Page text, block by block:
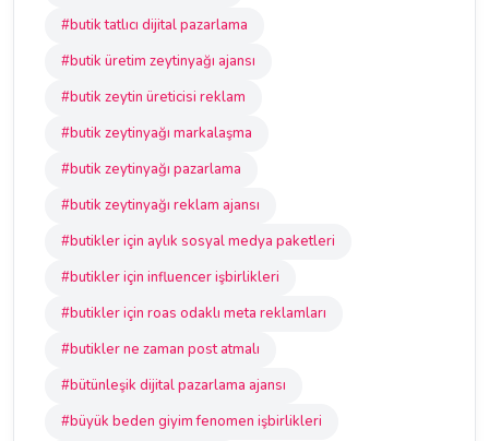
#butik tatlıcı dijital pazarlama
#butik üretim zeytinyağı ajansı
#butik zeytin üreticisi reklam
#butik zeytinyağı markalaşma
#butik zeytinyağı pazarlama
#butik zeytinyağı reklam ajansı
#butikler için aylık sosyal medya paketleri
#butikler için influencer işbirlikleri
#butikler için roas odaklı meta reklamları
#butikler ne zaman post atmalı
#bütünleşik dijital pazarlama ajansı
#büyük beden giyim fenomen işbirlikleri